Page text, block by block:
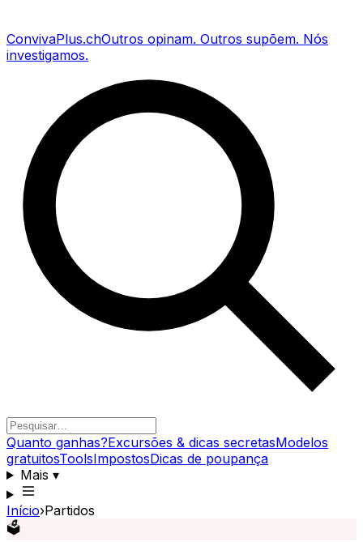
ConvivaPlus.chOutros opinam. Outros supõem. Nós
investigamos.
Quanto ganhas?Excursões & dicas secretasModelos
gratuitosToolsImpostosDicas de poupança
Mais ▾
Início›Partidos
🗳️